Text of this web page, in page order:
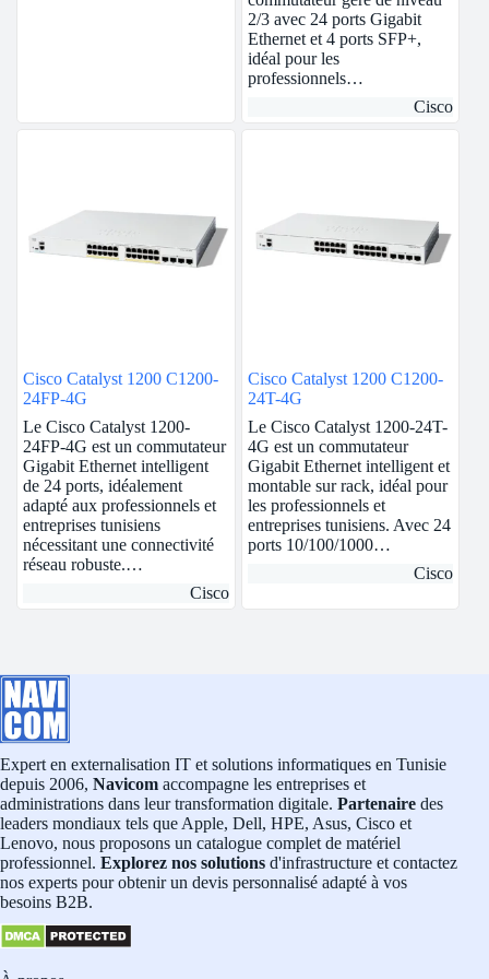
2/3 avec 24 ports Gigabit
Ethernet et 4 ports SFP+,
idéal pour les
professionnels…
Cisco
Cisco Catalyst 1200 C1200-
24FP-4G
Le Cisco Catalyst 1200-
24FP-4G est un commutateur
Gigabit Ethernet intelligent
de 24 ports, idéalement
adapté aux professionnels et
entreprises tunisiens
nécessitant une connectivité
réseau robuste.…
Cisco
Cisco Catalyst 1200 C1200-
24T-4G
Le Cisco Catalyst 1200-24T-
4G est un commutateur
Gigabit Ethernet intelligent et
montable sur rack, idéal pour
les professionnels et
entreprises tunisiens. Avec 24
ports 10/100/1000…
Cisco
Expert en externalisation IT et solutions informatiques en Tunisie
depuis 2006, Navicom accompagne les entreprises et
administrations dans leur transformation digitale. Partenaire des
leaders mondiaux tels que Apple, Dell, HPE, Asus, Cisco et
Lenovo, nous proposons un catalogue complet de matériel
professionnel. Explorez nos solutions d'infrastructure et contactez
nos experts pour obtenir un devis personnalisé adapté à vos
besoins B2B.